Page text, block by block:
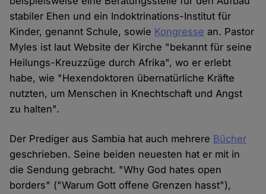
stabiler Ehen und ein Indoktrinations-Institut für
Kinder, genannt Schule, sowie Kongresse an. Pastor
Myles ist laut Website der Kirche "bekannt für seine
Heilungs-Kreuzzüge durch Afrika", wo er erlebt
habe, wie "Hexendoktoren übernatürliche Kräfte
nutzten, um Menschen in Knechtschaft und Angst
zu halten".
Der Prediger aus Sambia hat auch mehrere Bücher
geschrieben. Seine beiden neuesten hat er mit in
die Sendung gebracht. "Why God hates open
borders" ("Warum Gott offene Grenzen hasst"),